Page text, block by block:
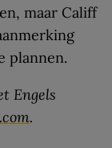
maar Califf
plannen.
Engels
.